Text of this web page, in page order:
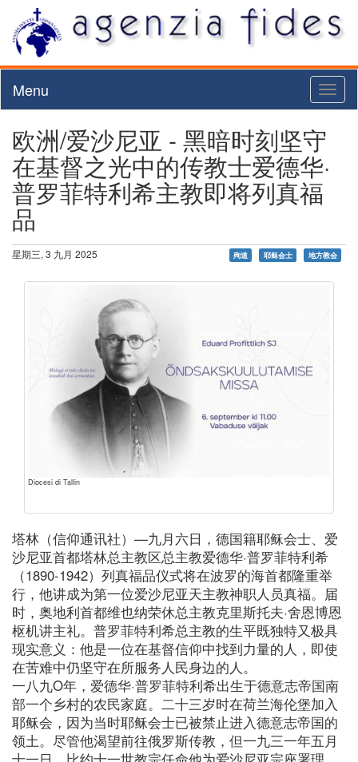
Menu
欧洲/爱沙尼亚 - 黑暗时刻坚守
在基督之光中的传教士爱德华·
普罗菲特利希主教即将列真福
品
星期三, 3 九月 2025 殉道 耶稣会士 地方教会
Diocesi di Tallin
塔林（信仰通讯社）—九月六日，德国籍耶稣会士、爱
沙尼亚首都塔林总主教区总主教爱德华·普罗菲特利希
（1890-1942）列真福品仪式将在波罗的海首都隆重举
行，他讲成为第一位爱沙尼亚天主教神职人员真福。届
时，奥地利首都维也纳荣休总主教克里斯托夫·舍恩博恩
枢机讲主礼。普罗菲特利希总主教的生平既独特又极具
现实意义：他是一位在基督信仰中找到力量的人，即使
在苦难中仍坚守在所服务人民身边的人。
一八九O年，爱德华·普罗菲特利希出生于德意志帝国南
部一个乡村的农民家庭。二十三岁时在荷兰海伦堡加入
耶稣会，因为当时耶稣会士已被禁止进入德意志帝国的
领土。尽管他渴望前往俄罗斯传教，但一九三一年五月